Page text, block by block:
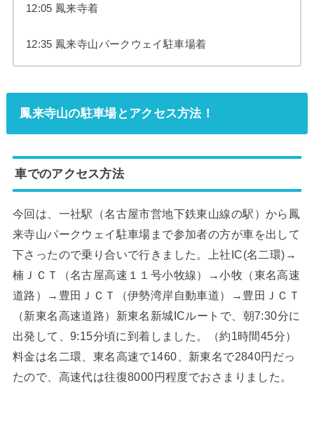
12:05 鳳来寺着
12:35 鳳来寺山パークウェイ駐車場着
鳳来寺山の駐車場とアクセス方法！
車でのアクセス方法
今回は、一社駅（名古屋市営地下鉄東山線の駅）から鳳
来寺山パークウェイ駐車場まで参加者の方が車を出して
下さったので乗り合いで行きました。上社IC(名二環) →
楠ＪＣＴ（名古屋高速１１号小牧線）→小牧（東名高速
道路）→豊田ＪＣＴ（伊勢湾岸自動車道）→豊田ＪＣＴ
（新東名高速道路）新東名新城ICルートで、 朝7:30分に
出発して、9:15分頃に到着しました。（約1時間45分）
料金は名二環、東名高速で1460 、新東名で2840円だっ
たので、高速代は往復8000円程度でおさまりました。